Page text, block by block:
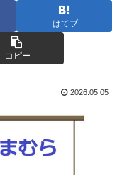
はてブ
コピー
2026.05.05